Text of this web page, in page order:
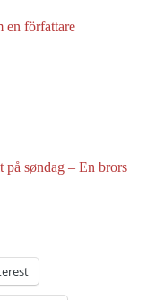
en författare
på søndag – En brors